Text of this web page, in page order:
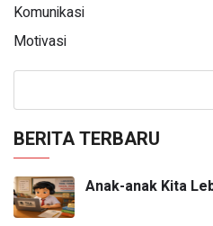
Komunikasi
Motivasi
BERITA TERBARU
Anak-anak Kita